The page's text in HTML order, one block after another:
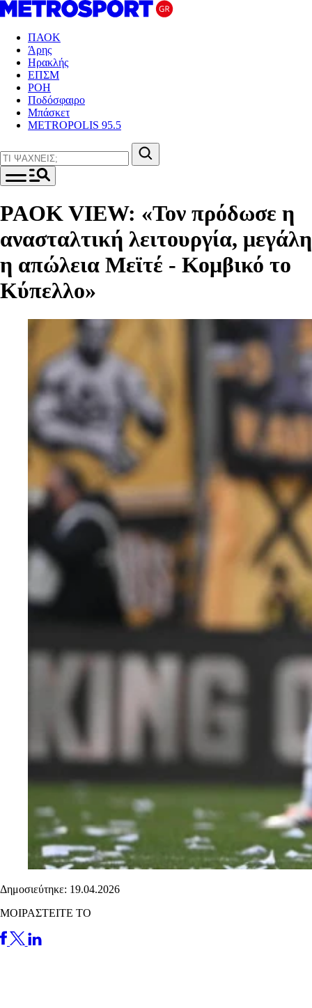
ΠΑΟΚ
Άρης
Ηρακλής
ΕΠΣΜ
ΡΟΗ
Ποδόσφαιρο
Μπάσκετ
METROPOLIS 95.5
PAOK VIEW: «Τον πρόδωσε η
ανασταλτική λειτουργία, μεγάλη
η απώλεια Μεϊτέ - Κομβικό το
Κύπελλο»
Δημοσιεύτηκε: 19.04.2026
ΜΟΙΡΑΣΤΕΙΤΕ ΤΟ